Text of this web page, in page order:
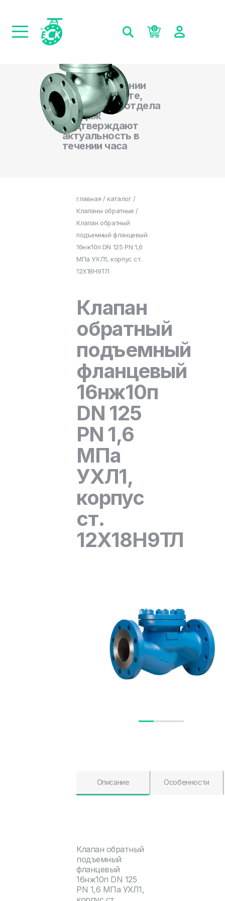
0
При оформлении
заказа на сайте,
менеджеры отдела
продаж
подтверждают
актуальность в
течении часа
главная / каталог/
Клапаны обратные /
Клапан обратный
подъемный фланцевый
16нж10п DN 125 PN 1,6
МПа УХЛ1, корпус ст.
12Х18Н9ТЛ
Клапан
обратный
подъемный
фланцевый
16нж10п
DN 125
PN 1,6
МПа
УХЛ1,
корпус
ст.
12Х18Н9ТЛ
Описание Особенности
Клапан обратный
подъемный
фланцевый
16нж10п DN 125
PN 1,6 МПа УХЛ1,